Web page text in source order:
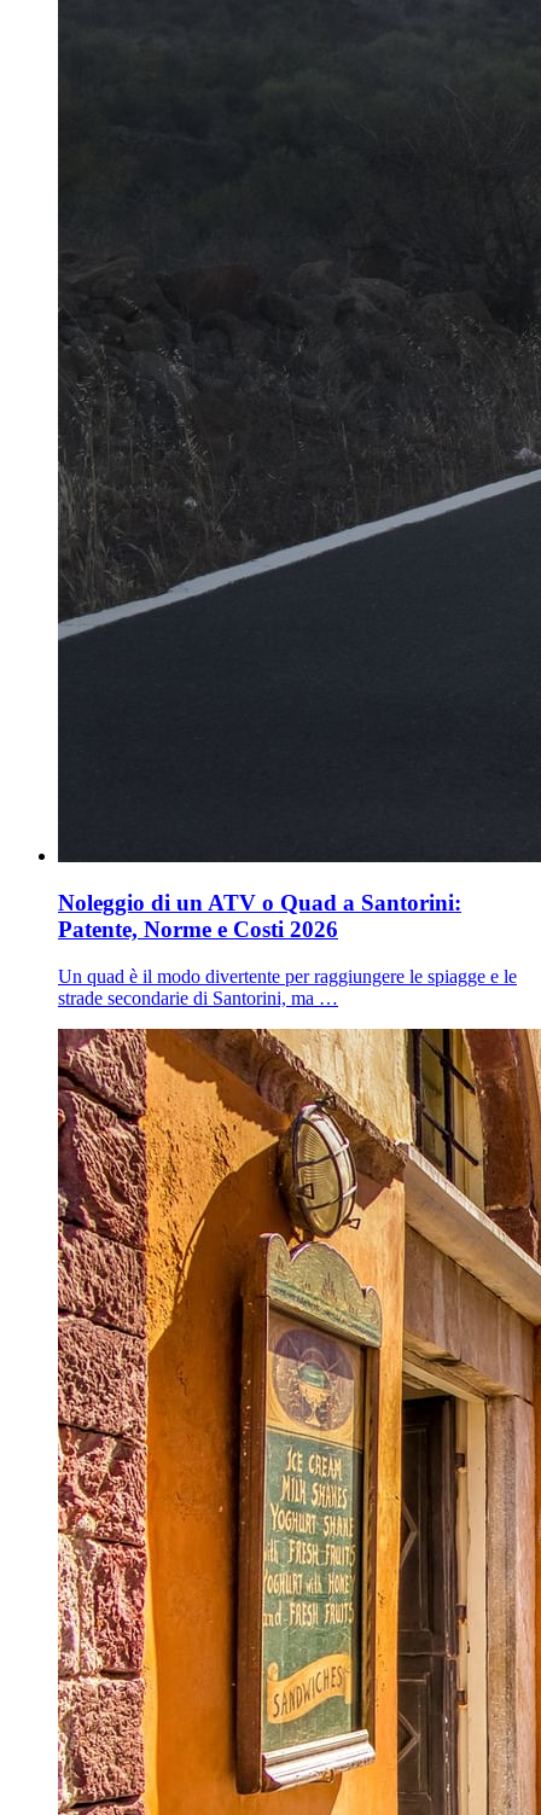
Noleggio di un ATV o Quad a Santorini:
Patente, Norme e Costi 2026
Un quad è il modo divertente per raggiungere le spiagge e le
strade secondarie di Santorini, ma …